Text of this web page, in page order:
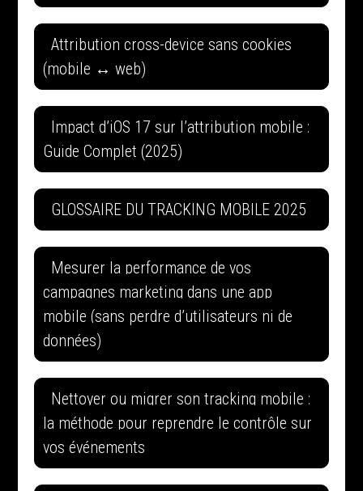
Attribution cross-device sans cookies
(mobile ↔ web)
Impact d’iOS 17 sur l’attribution mobile :
Guide Complet (2025)
GLOSSAIRE DU TRACKING MOBILE 2025
Mesurer la performance de vos
campagnes marketing dans une app
mobile (sans perdre d’utilisateurs ni de
données)
Nettoyer ou migrer son tracking mobile :
la méthode pour reprendre le contrôle sur
vos événements